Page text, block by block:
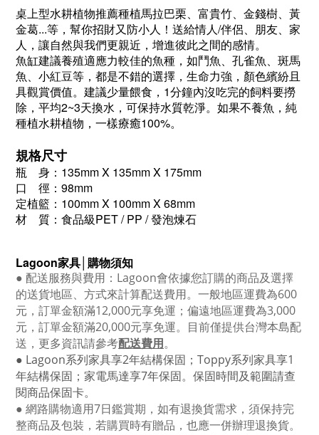
桌上型水耕植物推薦種植馬拉巴栗、富貴竹、金錢樹、黃
金葛...等，幫你招財又防小人！送給情人/伴侶、朋友、家
人，讓自然與我們更親近，增進彼此之間的感情。
魚缸建議養殖適應力較佳的魚種，如鬥魚、孔雀魚、斑馬
魚、小紅豆等，都是不錯的選擇，生命力強，顏色繽紛且
具觀賞價值。建議少量餵食，1分鐘內沒吃完的飼料要撈
除，平均2~3天換水，可保持水質乾淨。 如果不養魚，純
種植水耕植物，一樣療癒100%。
規格尺寸
瓶 身：135mm X 135mm X 175mm
口 徑：98mm
定植籃：100mm X 100mm X 68mm
材 質：食品級PET / PP / 發泡煉石
Lagoon家具│購物須知
● 配送服務與費用： Lagoon會依據您訂購的商品及選擇
的送貨地區、方式來計算配送費用。一般地區運費為600
元，訂單金額滿12,000元享免運；偏遠地區運費為3,000
元，訂單金額滿20,000元享免運。目前僅提供台灣本島配
送，更多資訊請參考配送費用。
● Lagoon系列家具享2年結構保固； Toppy系列家具享1
年結構保固；家電馬達享7年保固。保固時間及範圍請查
閱商品保固卡。
● 網路購物適用7日鑑賞期，如有退換貨需求，須保持完
整商品及包裝，若購買時有贈品，也應一併辦理退換貨。